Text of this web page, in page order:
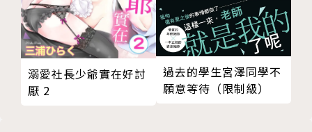
溺愛社長少爺實在好討
厭 2
過去的學生宮澤同學不
願意等待（限制級）